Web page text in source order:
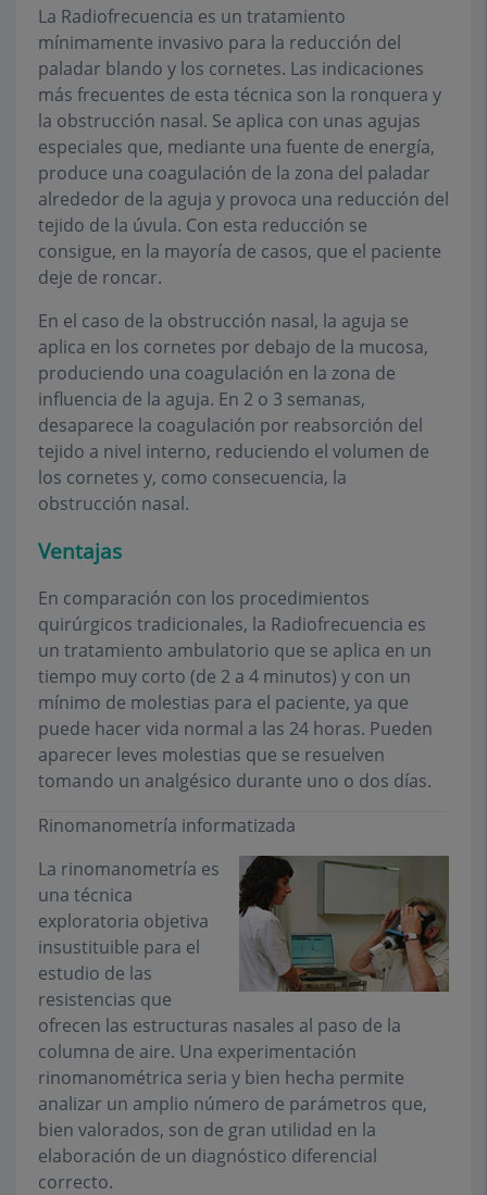
La Radiofrecuencia es un tratamiento
mínimamente invasivo para la reducción del
paladar blando y los cornetes. Las indicaciones
más frecuentes de esta técnica son la ronquera y
la obstrucción nasal. Se aplica con unas agujas
especiales que, mediante una fuente de energía,
produce una coagulación de la zona del paladar
alrededor de la aguja y provoca una reducción del
tejido de la úvula. Con esta reducción se
consigue, en la mayoría de casos, que el paciente
deje de roncar.
En el caso de la obstrucción nasal, la aguja se
aplica en los cornetes por debajo de la mucosa,
produciendo una coagulación en la zona de
influencia de la aguja. En 2 o 3 semanas,
desaparece la coagulación por reabsorción del
tejido a nivel interno, reduciendo el volumen de
los cornetes y, como consecuencia, la
obstrucción nasal.
Ventajas
En comparación con los procedimientos
quirúrgicos tradicionales, la Radiofrecuencia es
un tratamiento ambulatorio que se aplica en un
tiempo muy corto (de 2 a 4 minutos) y con un
mínimo de molestias para el paciente, ya que
puede hacer vida normal a las 24 horas. Pueden
aparecer leves molestias que se resuelven
tomando un analgésico durante uno o dos días.
Rinomanometría informatizada
La rinomanometría es
una técnica
exploratoria objetiva
insustituible para el
estudio de las
resistencias que
ofrecen las estructuras nasales al paso de la
columna de aire. Una experimentación
rinomanométrica seria y bien hecha permite
analizar un amplio número de parámetros que,
bien valorados, son de gran utilidad en la
elaboración de un diagnóstico diferencial
correcto.